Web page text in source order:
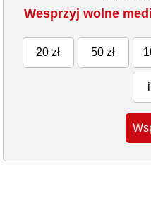
Wesprzyj wolne
20 zł 50 zł